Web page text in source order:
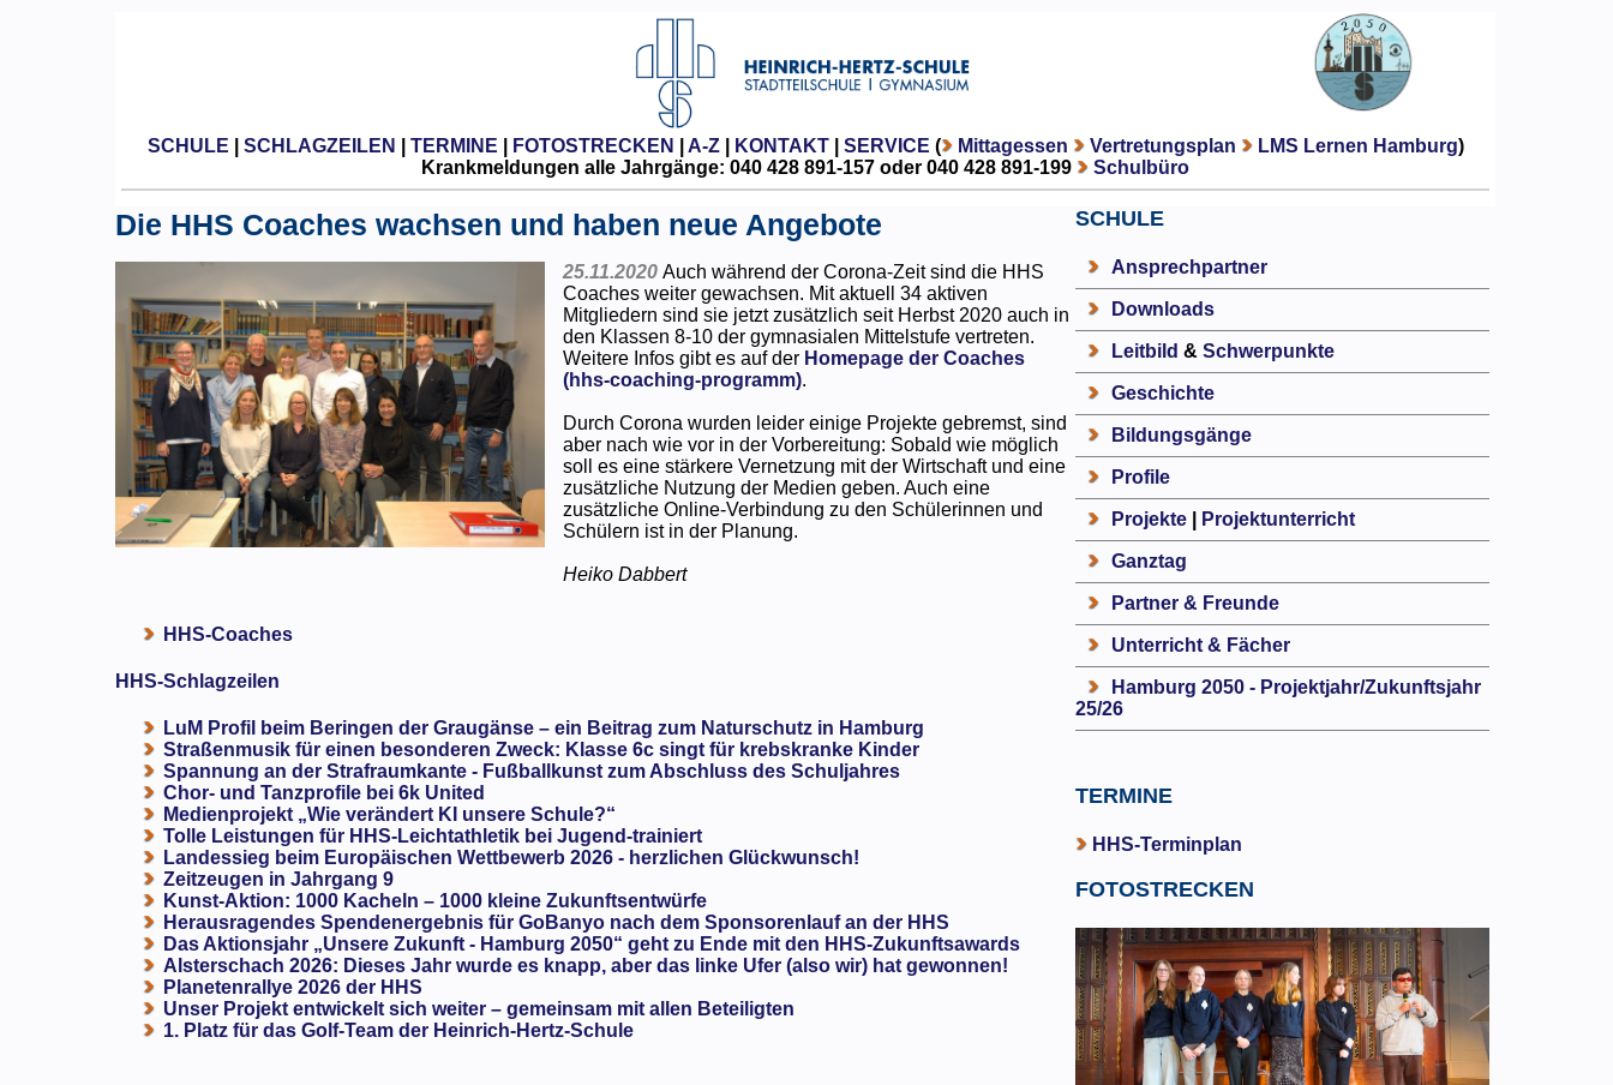
SCHULE SCHLAGZEILEN TERMINE FOTOSTRECKEN A-Z| KONTAKT| SERVICE ( Mittagessen Vertretungsplan LMS Lernen Hamburg)
Krankmeldungen alle Jahrgänge: 040 428 891-157 oder 040 428 891-199
Schulbüro
Die HHS Coaches wachsen und haben neue Angebote
25.11.2020 Auch während der Corona-Zeit sind die HHS
Coaches weiter gewachsen. Mit aktuell 34 aktiven
Mitgliedern sind sie jetzt zusätzlich seit Herbst 2020 auch in
den Klassen 8-10 der gymnasialen Mittelstufe vertreten.
Weitere Infos gibt es auf der Homepage der Coaches
(hhs-coaching-programm).
Durch Corona wurden leider einige Projekte gebremst, sind
aber nach wie vor in der Vorbereitung: Sobald wie möglich
soll es eine stärkere Vernetzung mit der Wirtschaft und eine
zusätzliche Nutzung der Medien geben. Auch eine
zusätzliche Online-Verbindung zu den Schülerinnen und
Schülern ist in der Planung.
Heiko Dabbert
HHS-Coaches
HHS-Schlagzeilen
LuM Profil beim Beringen der Graugänse – ein Beitrag zum Naturschutz in Hamburg
Straßenmusik für einen besonderen Zweck: Klasse 6c singt für krebskranke Kinder
Spannung an der Strafraumkante - Fußballkunst zum Abschluss des Schuljahres
Chor- und Tanzprofile bei 6k United
Medienprojekt „Wie verändert KI unsere Schule?“
Tolle Leistungen für HHS-Leichtathletik bei Jugend-trainiert
Landessieg beim Europäischen Wettbewerb 2026 - herzlichen Glückwunsch!
Zeitzeugen in Jahrgang 9
Kunst-Aktion: 1000 Kacheln – 1000 kleine Zukunftsentwürfe
Herausragendes Spendenergebnis für GoBanyo nach dem Sponsorenlauf an der HHS
Das Aktionsjahr „Unsere Zukunft - Hamburg 2050“ geht zu Ende mit den HHS-Zukunftsawards
Alsterschach 2026: Dieses Jahr wurde es knapp, aber das linke Ufer (also wir) hat gewonnen!
Planetenrallye 2026 der HHS
Unser Projekt entwickelt sich weiter – gemeinsam mit allen Beteiligten
1. Platz für das Golf-Team der Heinrich-Hertz-Schule
SCHULE
Ansprechpartner
Downloads
Leitbild & Schwerpunkte
Geschichte
Bildungsgänge
Profile
Projekte| Projektunterricht
Ganztag
Partner & Freunde
Unterricht & Fächer
Hamburg 2050 - Projektjahr/Zukunftsjahr
25/26
TERMINE
HHS-Terminplan
FOTOSTRECKEN